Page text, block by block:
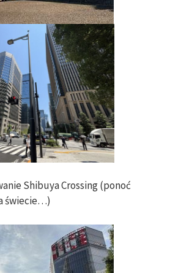
Shibuya Crossing (ponoć
świecie…)